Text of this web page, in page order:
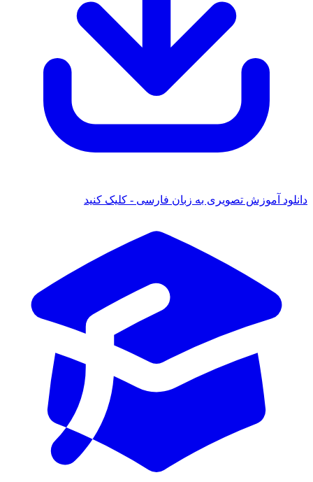
آموزش تصویری به زبان فارسی - کلیک کنید